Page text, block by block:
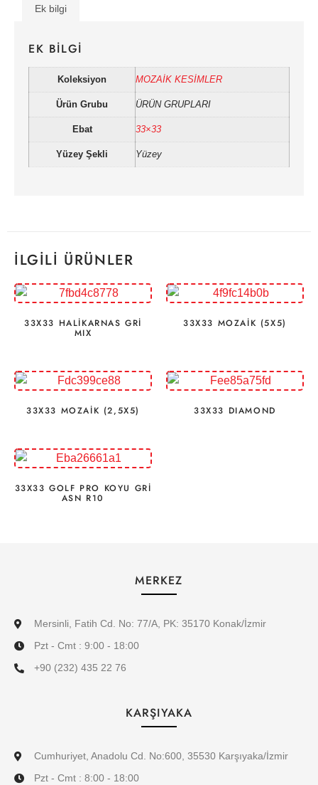
Ek bilgi
EK BILGI
Koleksiyon MOZAİK KESİMLER
Ürün Grubu ÜRÜN GRUPLARI
Ebat 33×33
Yüzey Şekli Yüzey
İLGILI ÜRÜNLER
33X33 HALİKARNAS GRİ
MIX
33X33 MOZAİK (5X5)
33X33 MOZAİK (2,5X5) 33X33 DIAMOND
33X33 GOLF PRO KOYU GRİ
ASN R10
MERKEZ
Mersinli, Fatih Cd. No: 77/A, PK: 35170 Konak/İzmir
Pzt - Cmt : 9:00 - 18:00
+90 (232) 435 22 76
KARŞIYAKA
Cumhuriyet, Anadolu Cd. No:600, 35530 Karşıyaka/İzmir
Pzt - Cmt : 8:00 - 18:00